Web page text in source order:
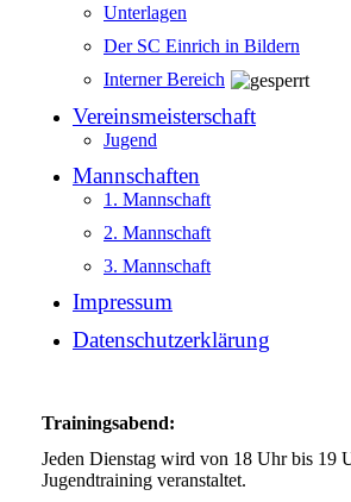
Unterlagen
Der SC Einrich in Bildern
Interner Bereich
Vereinsmeisterschaft
Jugend
Mannschaften
1. Mannschaft
2. Mannschaft
3. Mannschaft
Impressum
Datenschutzerklärung
Trainingsabend:
Jeden Dienstag wird von 18 Uhr bis 19
Jugendtraining veranstaltet.